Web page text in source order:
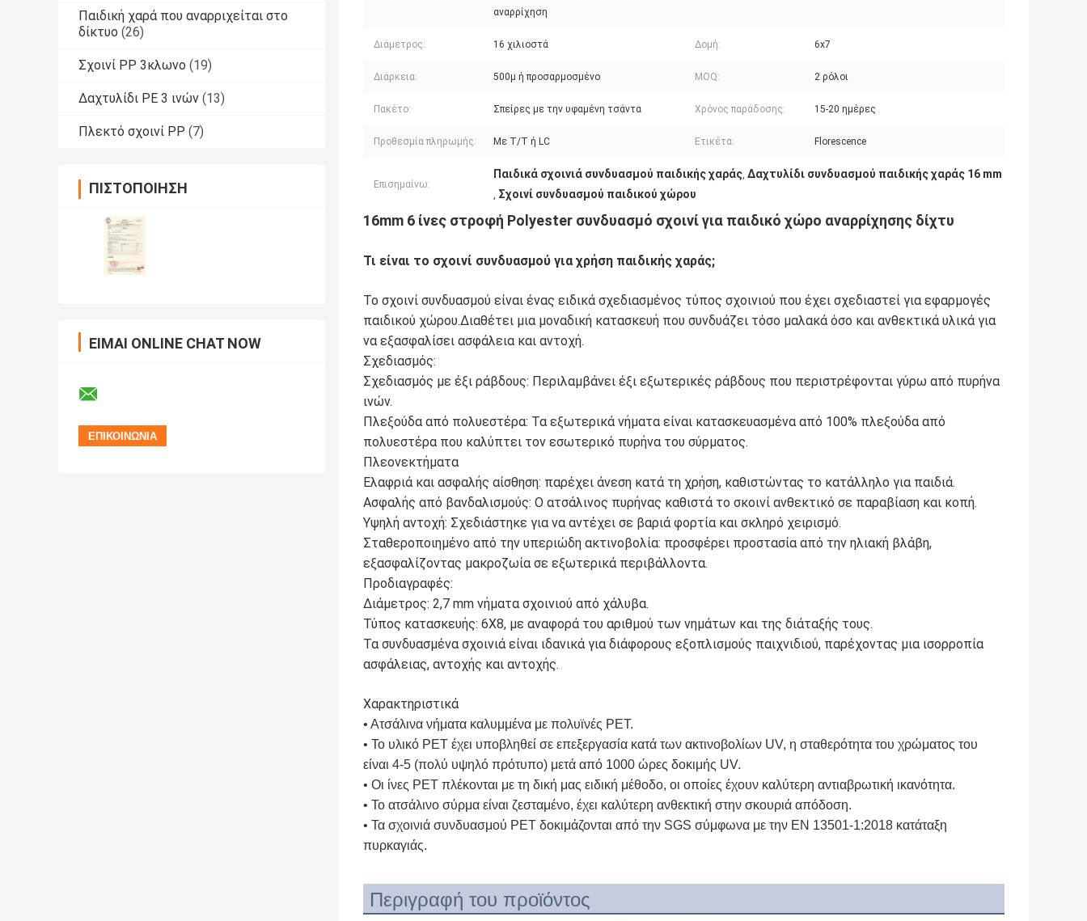
Παιδική χαρά που αναρριχείται στο
δίκτυο (26)
Σχοινί PP 3κλωνο (19)
Δαχτυλίδι PE 3 ινών (13)
Πλεκτό σχοινί PP (7)
ΠΙΣΤΟΠΟΊΗΣΗ
ΕΊΜΑΙ ONLINE CHAT NOW
αναρρίχηση
Διάμετρος: 16 χιλιοστά Δομή: 6x7
Διάρκεια: 500μ ή προσαρμοσμένο MOQ: 2 ρόλοι
Πακέτο: Σπείρες με την υφαμένη τσάντα Χρόνος παράδοσης: 15-20 ημέρες
Προθεσμία πληρωμής: Με T/T ή LC Ετικέτα: Florescence
Επισημαίνω:
Παιδικά σχοινιά συνδυασμού παιδικής χαράς, Δαχτυλίδι συνδυασμού παιδικής χαράς 16 mm
, Σχοινί συνδυασμού παιδικού χώρου
16mm 6 ίνες στροφή Polyester συνδυασμό σχοινί για παιδικό χώρο αναρρίχησης δίχτυ
Τι είναι το σχοινί συνδυασμού για χρήση παιδικής χαράς;
Το σχοινί συνδυασμού είναι ένας ειδικά σχεδιασμένος τύπος σχοινιού που έχει σχεδιαστεί για εφαρμογές
παιδικού χώρου.Διαθέτει μια μοναδική κατασκευή που συνδυάζει τόσο μαλακά όσο και ανθεκτικά υλικά για
να εξασφαλίσει ασφάλεια και αντοχή.
Σχεδιασμός:
Σχεδιασμός με έξι ράβδους: Περιλαμβάνει έξι εξωτερικές ράβδους που περιστρέφονται γύρω από πυρήνα
ινών.
Πλεξούδα από πολυεστέρα: Τα εξωτερικά νήματα είναι κατασκευασμένα από 100% πλεξούδα από
πολυεστέρα που καλύπτει τον εσωτερικό πυρήνα του σύρματος.
Πλεονεκτήματα
Ελαφριά και ασφαλής αίσθηση: παρέχει άνεση κατά τη χρήση, καθιστώντας το κατάλληλο για παιδιά.
Ασφαλής από βανδαλισμούς: Ο ατσάλινος πυρήνας καθιστά το σκοινί ανθεκτικό σε παραβίαση και κοπή.
Υψηλή αντοχή: Σχεδιάστηκε για να αντέχει σε βαριά φορτία και σκληρό χειρισμό.
Σταθεροποιημένο από την υπεριώδη ακτινοβολία: προσφέρει προστασία από την ηλιακή βλάβη,
εξασφαλίζοντας μακροζωία σε εξωτερικά περιβάλλοντα.
Προδιαγραφές:
Διάμετρος: 2,7 mm νήματα σχοινιού από χάλυβα.
Τύπος κατασκευής: 6X8, με αναφορά του αριθμού των νημάτων και της διάταξής τους.
Τα συνδυασμένα σχοινιά είναι ιδανικά για διάφορους εξοπλισμούς παιχνιδιού, παρέχοντας μια ισορροπία
ασφάλειας, αντοχής και αντοχής.
Χαρακτηριστικά
• Ατσάλινα νήματα καλυμμένα με πολυϊνές PET.
• Το υλικό PET έχει υποβληθεί σε επεξεργασία κατά των ακτινοβολίων UV, η σταθερότητα του χρώματος του
είναι 4-5 (πολύ υψηλό πρότυπο) μετά από 1000 ώρες δοκιμής UV.
• Οι ίνες PET πλέκονται με τη δική μας ειδική μέθοδο, οι οποίες έχουν καλύτερη αντιαβρωτική ικανότητα.
• Το ατσάλινο σύρμα είναι ζεσταμένο, έχει καλύτερη ανθεκτική στην σκουριά απόδοση.
• Τα σχοινιά συνδυασμού PET δοκιμάζονται από την SGS σύμφωνα με την EN 13501-1:2018 κατάταξη
πυρκαγιάς.
Περιγραφή του προϊόντος